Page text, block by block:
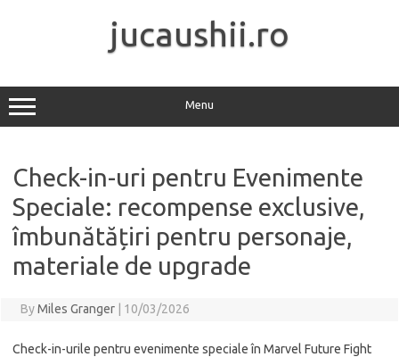
jucaushii.ro
Menu
Check-in-uri pentru Evenimente
Speciale: recompense exclusive,
îmbunătățiri pentru personaje,
materiale de upgrade
ByMiles Granger 10/03/2026
Check-in-urile pentru evenimente speciale în Marvel Future Fight